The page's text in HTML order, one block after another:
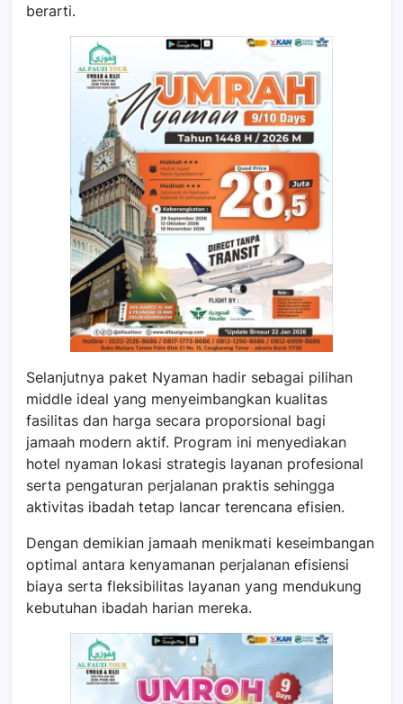
berarti.
Selanjutnya paket Nyaman hadir sebagai pilihan
middle ideal yang menyeimbangkan kualitas
fasilitas dan harga secara proporsional bagi
jamaah modern aktif. Program ini menyediakan
hotel nyaman lokasi strategis layanan profesional
serta pengaturan perjalanan praktis sehingga
aktivitas ibadah tetap lancar terencana efisien.
Dengan demikian jamaah menikmati keseimbangan
optimal antara kenyamanan perjalanan efisiensi
biaya serta fleksibilitas layanan yang mendukung
kebutuhan ibadah harian mereka.